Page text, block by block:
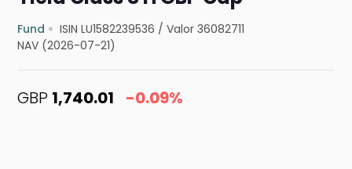
Fund ISIN LU1582239536 /Valor 36082711
NAV (2026-07-21)
GBP 1,740.01 -0.09%